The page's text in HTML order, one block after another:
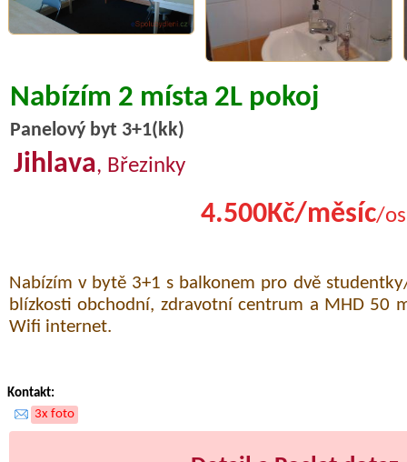
Nabízím 2 místa 2L pokoj
Panelový byt 3+1(kk)
Jihlava, Březinky
4.500Kč/měsíc/
Nabízím v bytě 3+1 s balkonem pro dvě
blízkosti obchodní, zdravotní centrum a MHD 50
Wifi internet.
Kontakt:
3x foto